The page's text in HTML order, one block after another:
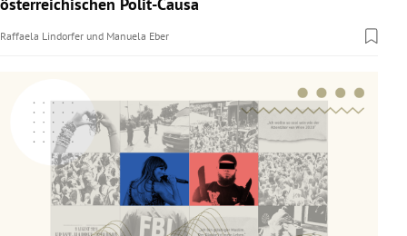
österreichischen Polit-Causa
Raffaela Lindorfer und Manuela Eber